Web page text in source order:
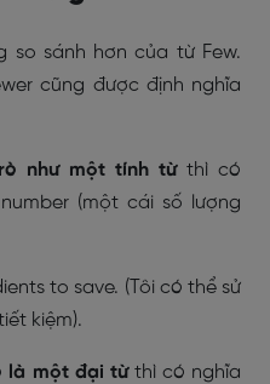
so sánh hơn của từ Few.
cũng được định nghĩa
như một tính từthì có
(một cái số lượng
to save. (Tôi có thể sử
kiệm).
là một đại từthì có nghĩa